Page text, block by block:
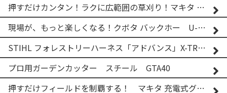
押すだけカンタン！ラクに広範囲の草刈り！マキタ バッテリー式草刈り機 MUG001G 2
現場が、もっと楽しくなる！クボタ バックホー U-25-3A
STIHL フォレストリーハーネス「アドバンス」X-TREEm
プロ用ガーデンカッター スチール GTA40
押すだけフィールドを制覇する！ マキタ 充電式グランドトリマー MUG001G